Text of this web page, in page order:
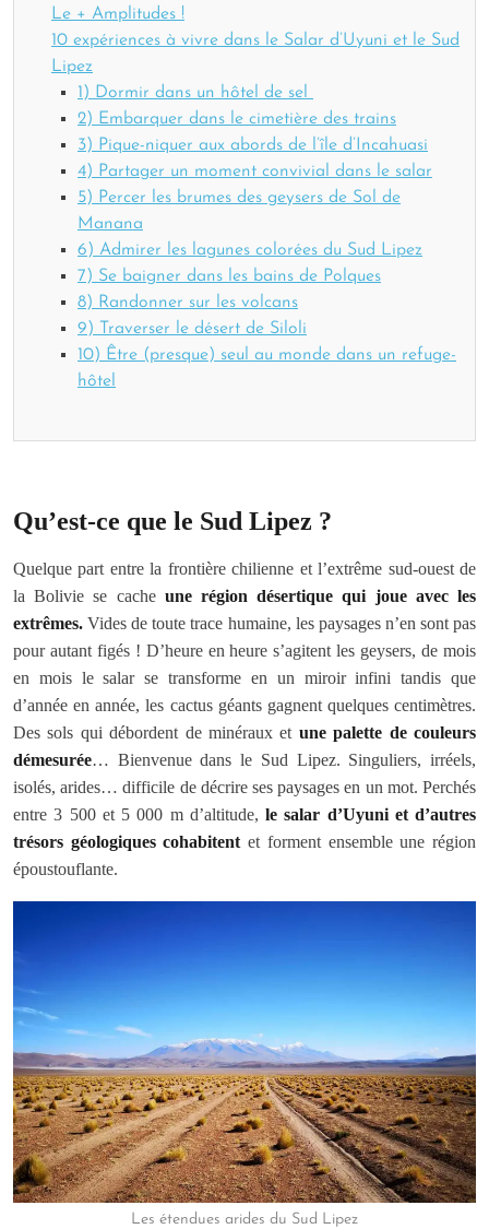
Le + Amplitudes !
10 expériences à vivre dans le Salar d’Uyuni et le Sud
Lipez
1) Dormir dans un hôtel de sel
2) Embarquer dans le cimetière des trains
3) Pique-niquer aux abords de l’île d’Incahuasi
4) Partager un moment convivial dans le salar
5) Percer les brumes des geysers de Sol de
Manana
6) Admirer les lagunes colorées du Sud Lipez
7) Se baigner dans les bains de Polques
8) Randonner sur les volcans
9) Traverser le désert de Siloli
10) Être (presque) seul au monde dans un refuge-
hôtel
Qu’est-ce que le Sud Lipez ?
Quelque part entre la frontière chilienne et l’extrême sud-ouest de
la Bolivie se cache une région désertique qui joue avec les
extrêmes. Vides de toute trace humaine, les paysages n’en sont pas
pour autant figés ! D’heure en heure s’agitent les geysers, de mois
en mois le salar se transforme en un miroir infini tandis que
d’année en année, les cactus géants gagnent quelques centimètres.
Des sols qui débordent de minéraux et une palette de couleurs
démesurée… Bienvenue dans le Sud Lipez. Singuliers, irréels,
isolés, arides… difficile de décrire ses paysages en un mot. Perchés
entre 3 500 et 5 000 m d’altitude, le salar d’Uyuni et d’autres
trésors géologiques cohabitent et forment ensemble une région
époustouflante.
Les étendues arides du Sud Lipez